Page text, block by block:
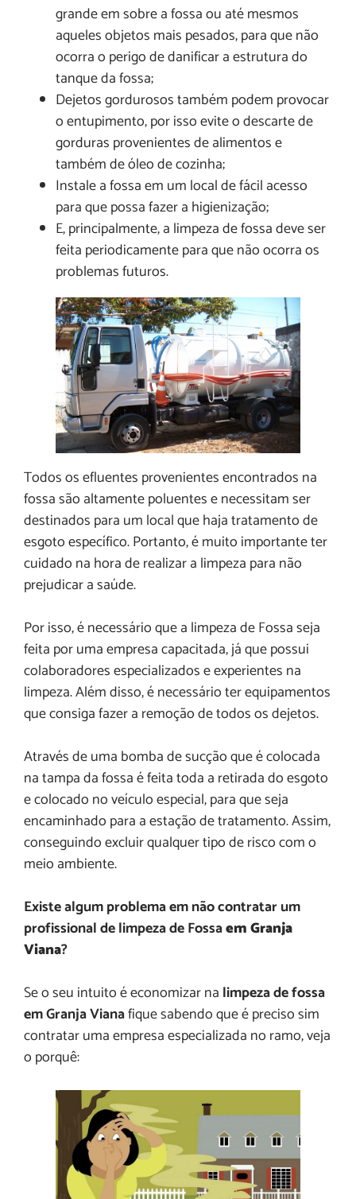
grande em sobre a fossa ou até mesmos
aqueles objetos mais pesados, para que não
ocorra o perigo de danificar a estrutura do
tanque da fossa;
Dejetos gordurosos também podem provocar
o entupimento, por isso evite o descarte de
gorduras provenientes de alimentos e
também de óleo de cozinha;
Instale a fossa em um local de fácil acesso
para que possa fazer a higienização;
E, principalmente, a limpeza de fossa deve ser
feita periodicamente para que não ocorra os
problemas futuros.
Todos os efluentes provenientes encontrados na
fossa são altamente poluentes e necessitam ser
destinados para um local que haja tratamento de
esgoto específico. Portanto, é muito importante ter
cuidado na hora de realizar a limpeza para não
prejudicar a saúde.
Por isso, é necessário que a limpeza de Fossa seja
feita por uma empresa capacitada, já que possui
colaboradores especializados e experientes na
limpeza. Além disso, é necessário ter equipamentos
que consiga fazer a remoção de todos os dejetos.
Através de uma bomba de sucção que é colocada
na tampa da fossa é feita toda a retirada do esgoto
e colocado no veículo especial, para que seja
encaminhado para a estação de tratamento. Assim,
conseguindo excluir qualquer tipo de risco com o
meio ambiente.
Existe algum problema em não contratar um
profissional de limpeza de Fossaem Granja
Viana?
Se o seu intuito é economizar na limpeza de fossa
em Granja Vianafique sabendo que é preciso sim
contratar uma empresa especializada no ramo, veja
o porquê: